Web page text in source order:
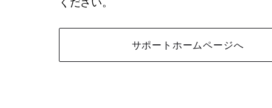
サポートホームページへ